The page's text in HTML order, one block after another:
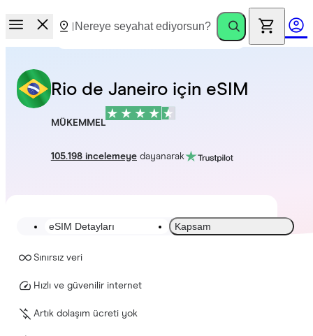
Rio de Janeiro için eSIM
MÜKEMMEL
105.198 incelemeyedayanarak
eSIM Detayları Kapsam
Sınırsız veri
Hızlı ve güvenilir internet
Artık dolaşım ücreti yok